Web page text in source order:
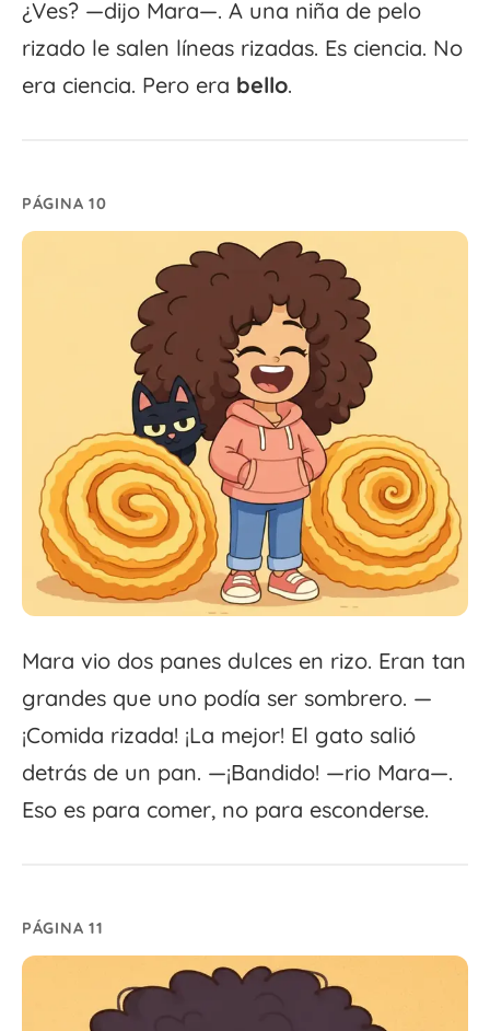
¿Ves? —dijo Mara—. A una niña de pelo
rizado le salen líneas rizadas. Es ciencia. No
era ciencia. Pero era bello.
PÁGINA 10
Mara vio dos panes dulces en rizo. Eran tan
grandes que uno podía ser sombrero. —
¡Comida rizada! ¡La mejor! El gato salió
detrás de un pan. —¡Bandido! —rio Mara—.
Eso es para comer, no para esconderse.
PÁGINA 11